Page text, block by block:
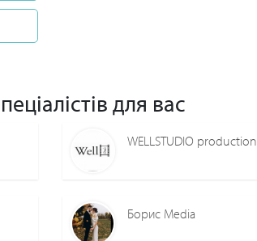
для вас
WELLSTUDIO production
Борис Media